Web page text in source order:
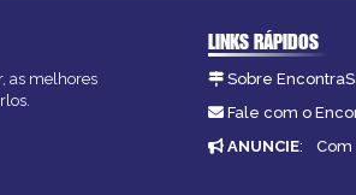
as melhores
LINKS RÁPIDOS
Sobre
Fale com o
ANUNCIE: